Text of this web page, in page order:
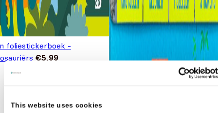
This website uses cookies
foliestickerboek -
€5,99